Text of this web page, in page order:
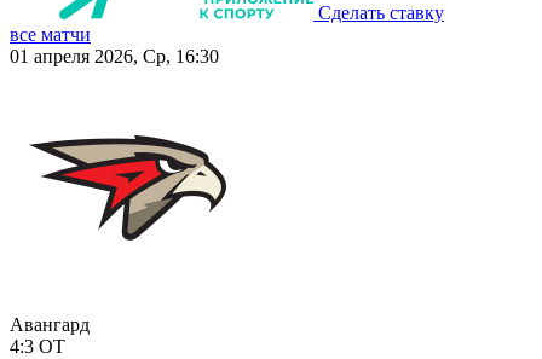
Сделать ставку
все матчи
01 апреля 2026, Ср, 16:30
Авангард
4:3 ОТ